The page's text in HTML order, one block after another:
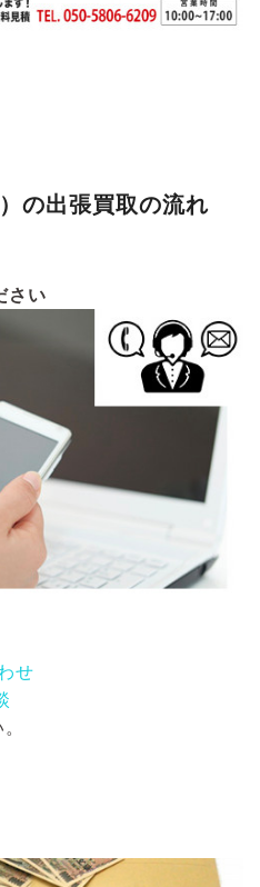
の出張買取の流れ
さい
せ